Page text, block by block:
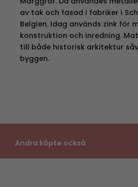
av tak och fasad i fabriker i
Belgien. Idag används zink för
konstruktion och inredning.
till både historisk arkitektur
byggen.
Andra köpte också